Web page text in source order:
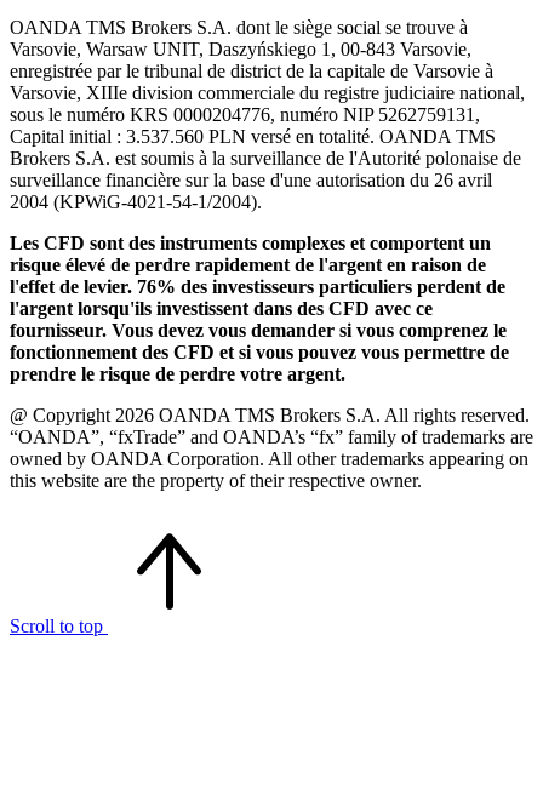
OANDA TMS Brokers S.A. dont le siège social se trouve à
Varsovie, Warsaw UNIT, Daszyńskiego 1, 00-843 Varsovie,
enregistrée par le tribunal de district de la capitale de Varsovie à
Varsovie, XIIIe division commerciale du registre judiciaire national,
sous le numéro KRS 0000204776, numéro NIP 5262759131,
Capital initial : 3.537.560 PLN versé en totalité. OANDA TMS
Brokers S.A. est soumis à la surveillance de l'Autorité polonaise de
surveillance financière sur la base d'une autorisation du 26 avril
2004 (KPWiG-4021-54-1/2004).
Les CFD sont des instruments complexes et comportent un
risque élevé de perdre rapidement de l'argent en raison de
l'effet de levier. 76% des investisseurs particuliers perdent de
l'argent lorsqu'ils investissent dans des CFD avec ce
fournisseur. Vous devez vous demander si vous comprenez le
fonctionnement des CFD et si vous pouvez vous permettre de
prendre le risque de perdre votre argent.
@ Copyright 2026 OANDA TMS Brokers S.A. All rights reserved.
“OANDA”, “fxTrade” and OANDA’s “fx” family of trademarks are
owned by OANDA Corporation. All other trademarks appearing on
this website are the property of their respective owner.
Scroll to top